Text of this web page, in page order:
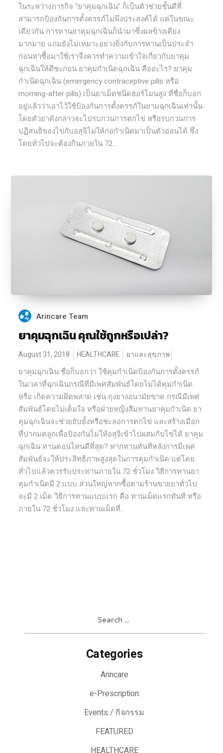
ในระหว่างภารกิจ “ยาคุมฉุกเฉิน” ก็เป็นตัวช่วยชั้นดีที่
สามารถป้องกันการตั้งครรภ์ไม่พึงประสงค์ได้ แต่ในขณะ
เดียวกัน การทานยาคุมฉุกเฉินก็นำมาซึ่งผลข้างเคียง
มากมาย แถมยังไม่เหมาะอย่างยิ่งกับการทานเป็นประจำ
ก่อนหาซื้อมาใช้เราจึงควรทำความเข้าใจเกี่ยวกับยาคุม
ฉุกเฉินให้ดีซะก่อน ยาคุมกำเนิดฉุกเฉิน คืออะไร? ยาคุม
กำเนิดฉุกเฉิน (emergency contraceptive pills หรือ
morning-after pills) เป็นยาเม็ดชนิดฮอร์โมนสูง ที่ชื่อก็บอก
อยู่แล้วว่าเอาไว้ใช้ป้องกันการตั้งครรภ์ในยามฉุกเฉินเท่านั้น
โดยตัวยาดังกล่าวจะไปรบกวนการตกไข่ หรือรบกวนการ
ปฏิสนธิของไข่กับอสุจิไม่ให้ก่อกำเนิดมาเป็นตัวอ่อนได้ ซึ่ง
โดยทั่วไปจะต้องกินภายใน 72...
Arincare Team
ยาคุมฉุกเฉิน คุณใช้ถูกหรือเปล่า?
August 31, 2018 HEALTHCARE ยาและสุขภาพ
ยาคุมฉุกเฉิน ชื่อก็บอกว่า ใช้คุมกำเนิดป้องกันการตั้งครรภ์
ในเวลาที่ฉุกเฉินกรณีที่มีเพศสัมพันธ์โดยไม่ได้คุมกำเนิด
หรือ เกิดความผิดพลาด เช่น ถุงยางอนามัยขาด กรณีมีเพศ
สัมพันธ์โดยไม่เต็มใจ หรือฝ่ายหญิงลืมทานยาคุมกำเนิด ยา
คุมฉุกเฉินจะช่วยยับยั้งหรือชะลอการตกไข่ และสร้างเมือก
ที่ปากมดลูกเพื่อป้องกันไม่ให้อสุจิเข้าไปผสมกับไข่ได้ ยาคุม
ฉุกเฉิน ทานตอนไหนดีที่สุด? หากทานทันทีหลังการมีเพศ
สัมพันธ์จะให้ประสิทธิภาพสูงสุดในการคุมกำเนิด แต่โดย
ทั่วไปแล้วควรรับประทานภายใน 72 ชั่วโมง วิธีการทานยา
คุมกำเนิดมี 2 แบบ ส่วนใหญ่หากซื้อตามร้านขายยาทั่วไป
จะมี 2 เม็ด วิธีการทานแบบแรก คือ ทานเม็ดแรกทันที หรือ
ภายใน 72 ชั่วโมง และทานเม็ดที่...
Categories
Arincare
e-Prescription
Events / กิจกรรม
FEATURED
HEALTHCARE